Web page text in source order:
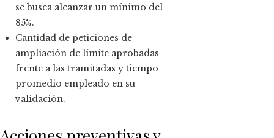
se busca alcanzar un mínimo del
85%.
Cantidad de peticiones de
ampliación de límite aprobadas
frente a las tramitadas y tiempo
promedio empleado en su
validación.